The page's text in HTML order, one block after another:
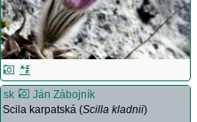
sk
Ján Zábojník
Scila karpatská (Scilla kladnii)